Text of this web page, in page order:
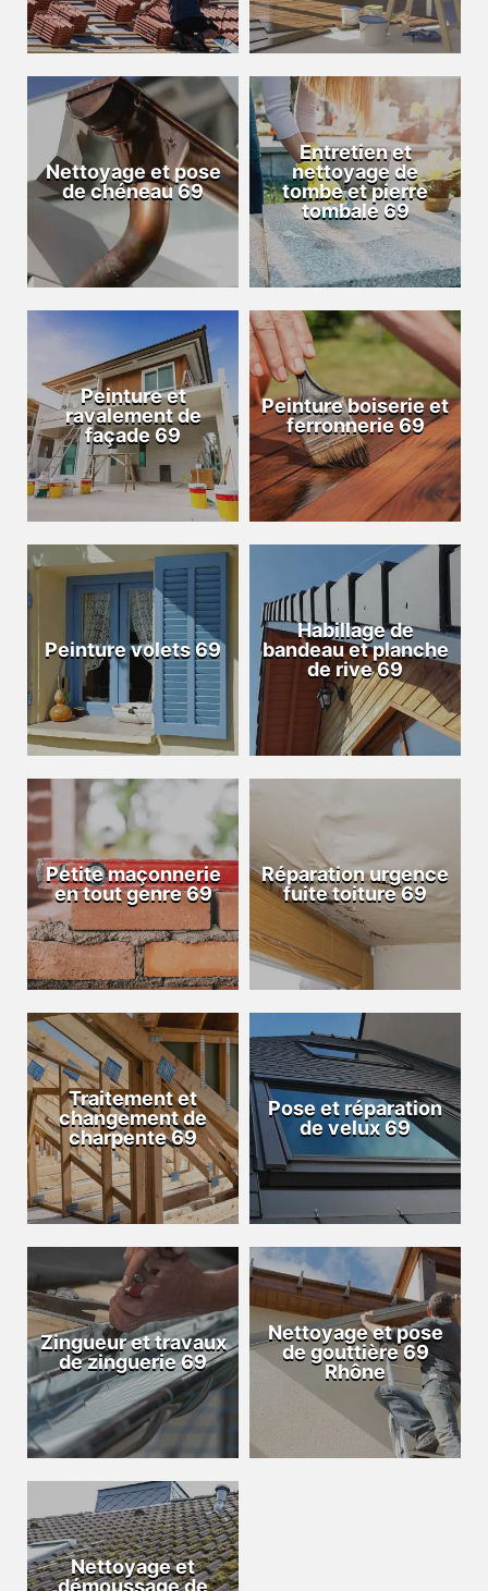
Nettoyage et pose
de chéneau 69
Entretien et
nettoyage de
tombe et pierre
tombale 69
Peinture et
ravalement de
façade 69
Peinture boiserie et
ferronnerie 69
Peinture volets 69
Habillage de
bandeau et planche
de rive 69
Petite maçonnerie
en tout genre 69
Réparation urgence
fuite toiture 69
Traitement et
changement de
charpente 69
Pose et réparation
de velux 69
Zingueur et travaux
de zinguerie 69
Nettoyage et pose
de gouttière 69
Rhône
Nettoyage et
démoussage de